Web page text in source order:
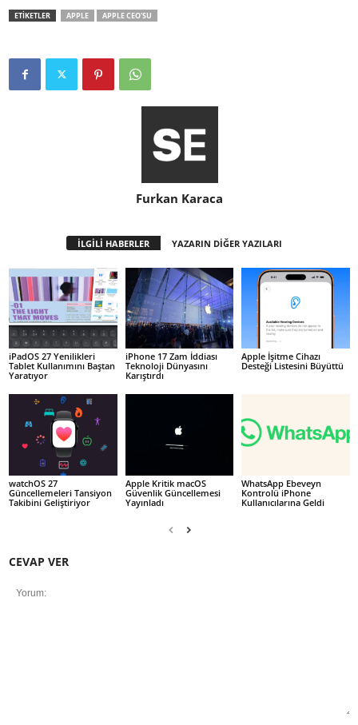
ETİKETLER APPLE APPLE CEO'SU
Furkan Karaca
İLGİLİ HABERLER YAZARIN DİĞER YAZILARI
iPadOS 27 Yenilikleri
Tablet Kullanımını Baştan
Yaratıyor
iPhone 17 Zam İddiası
Teknoloji Dünyasını
Karıştırdı
Apple İşitme Cihazı
Desteği Listesini Büyüttü
watchOS 27
Güncellemeleri Tansiyon
Takibini Geliştiriyor
Apple Kritik macOS
Güvenlik Güncellemesi
Yayınladı
WhatsApp Ebeveyn
Kontrolü iPhone
Kullanıcılarına Geldi
CEVAP VER